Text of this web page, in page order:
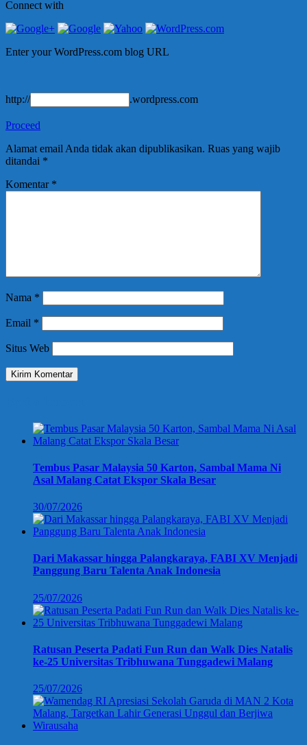
Connect with
Enter your WordPress.com blog URL
http:// .wordpress.com
Proceed
Alamat email Anda tidak akan dipublikasikan. Ruas yang wajib
ditandai *
Komentar *
Nama *
Email *
Situs Web
Tembus Pasar Malaysia 50 Karton, Sambal Mama Ni
Asal Malang Catat Ekspor Skala Besar
30/07/2026
Dari Makassar hingga Palangkaraya, FABI XV Menjadi
Panggung Baru Talenta Anak Indonesia
25/07/2026
Ratusan Peserta Padati Fun Run dan Walk Dies Natalis
ke-25 Universitas Tribhuwana Tunggadewi Malang
25/07/2026